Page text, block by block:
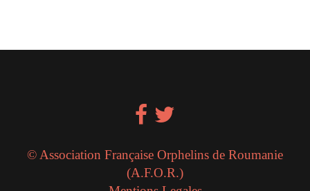
© Association Française Orphelins de Roumanie
(A.F.O.R.)